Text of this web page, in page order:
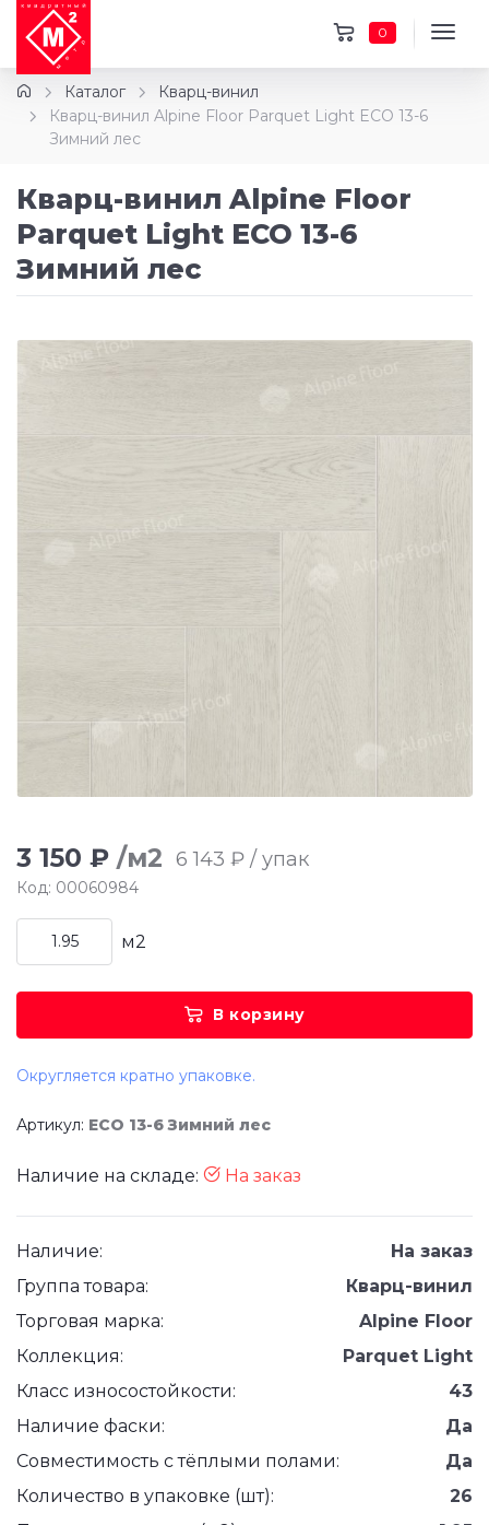
0
Каталог
Кварц-винил
Кварц-винил Alpine Floor Parquet Light ECO 13-6
Зимний лес
Кварц-винил Alpine Floor
Parquet Light ECO 13-6
Зимний лес
3 150 ₽ /м2 6 143 ₽ / упак
Код: 00060984
м2
В корзину
Округляется кратно упаковке.
Артикул: ECO 13-6 Зимний лес
Наличие на складе: На заказ
Наличие:
На заказ
Группа товара:
Кварц-винил
Торговая марка:
Alpine Floor
Коллекция:
Parquet Light
Класс износостойкости:
43
Наличие фаски:
Да
Совместимость с тёплыми полами:
Да
Количество в упаковке (шт):
26